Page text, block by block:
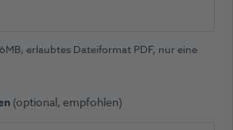
erlaubtes Dateiformat PDF, nur eine
(optional, empfohlen)